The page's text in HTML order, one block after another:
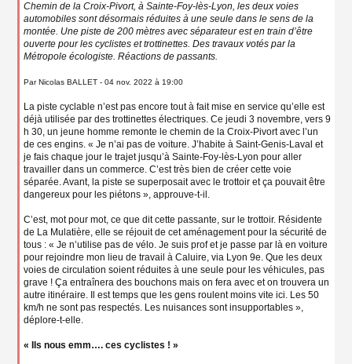
Chemin de la Croix-Pivort, à Sainte-Foy-lès-Lyon, les deux voies
automobiles sont désormais réduites à une seule dans le sens de la
montée. Une piste de 200 mètres avec séparateur est en train d’être
ouverte pour les cyclistes et trottinettes. Des travaux votés par la
Métropole écologiste. Réactions de passants.
Par Nicolas BALLET - 04 nov. 2022 à 19:00
La piste cyclable n’est pas encore tout à fait mise en service qu’elle est
déjà utilisée par des trottinettes électriques. Ce jeudi 3 novembre, vers 9
h 30, un jeune homme remonte le chemin de la Croix-Pivort avec l’un
de ces engins. « Je n’ai pas de voiture. J’habite à Saint-Genis-Laval et
je fais chaque jour le trajet jusqu’à Sainte-Foy-lès-Lyon pour aller
travailler dans un commerce. C’est très bien de créer cette voie
séparée. Avant, la piste se superposait avec le trottoir et ça pouvait être
dangereux pour les piétons », approuve-t-il.
C’est, mot pour mot, ce que dit cette passante, sur le trottoir. Résidente
de La Mulatière, elle se réjouit de cet aménagement pour la sécurité de
tous : « Je n’utilise pas de vélo. Je suis prof et je passe par là en voiture
pour rejoindre mon lieu de travail à Caluire, via Lyon 9e. Que les deux
voies de circulation soient réduites à une seule pour les véhicules, pas
grave ! Ça entraînera des bouchons mais on fera avec et on trouvera un
autre itinéraire. Il est temps que les gens roulent moins vite ici. Les 50
km/h ne sont pas respectés. Les nuisances sont insupportables »,
déplore-t-elle.
« Ils nous emm…. ces cyclistes ! »